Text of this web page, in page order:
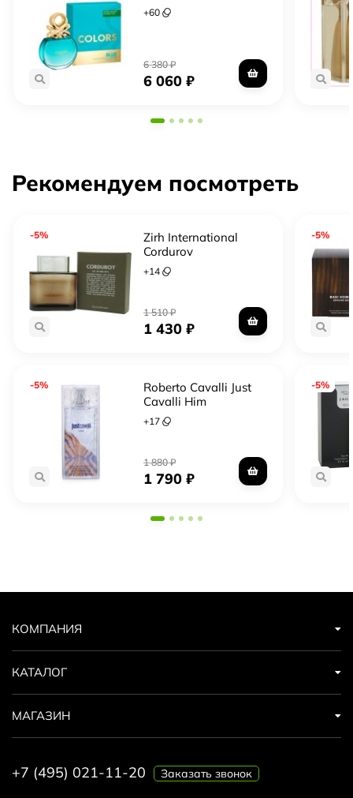
+60
6 380₽
6 060₽
Рекомендуем посмотреть
-5%
Zirh International
Corduroy
+14
1 510₽
1 430₽
-5%
Roberto Cavalli Just
Cavalli Him
+17
1 880₽
1 790₽
-5%
-5%
КОМПАНИЯ
КАТАЛОГ
МАГАЗИН
+7 (495) 021-11-20 Заказать звонок